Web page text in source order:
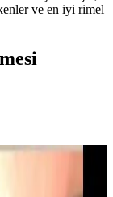
ve en iyi rimel
Hassas